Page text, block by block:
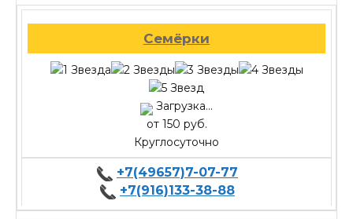
Семёрки
Загрузка...
от 150 руб.
Круглосуточно
+7(49657)7-07-77
+7(916)133-38-88